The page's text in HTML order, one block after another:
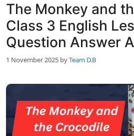
The Monkey and
Class 3 English
Question Answer
1 November 2025 byTeam D.B